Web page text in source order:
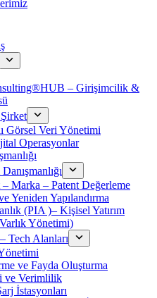
– Girişimcilik &
Görsel Veri Yönetimi
Operasyonlar
Marka – Patent Değerleme
Yeniden Yapılandırma
(PIA )– Kişisel Yatırım
Varlık Yönetimi)
Tech Alanları
ve Fayda Oluşturma
ve Verimlilik
İstasyonları